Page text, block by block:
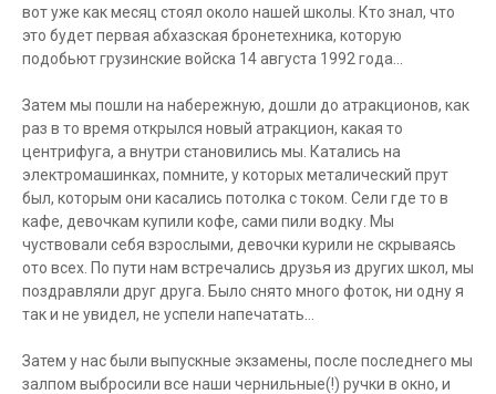
вот уже как месяц стоял около нашей школы. Кто знал, что
это будет первая абхазская бронетехника, которую
подобьют грузинские войска 14 августа 1992 года...
Затем мы пошли на набережную, дошли до атракционов, как
раз в то время открылся новый атракцион, какая то
центрифуга, а внутри становились мы. Катались на
электромашинках, помните, у которых металический прут
был, которым они касались потолка с током. Сели где то в
кафе, девочкам купили кофе, сами пили водку. Мы
чуствовали себя взрослыми, девочки курили не скрываясь
ото всех. По пути нам встречались друзья из других школ, мы
поздравляли друг друга. Было снято много фоток, ни одну я
так и не увидел, не успели напечатать...
Затем у нас были выпускные экзамены, после последнего мы
залпом выбросили все наши чернильные(!) ручки в окно, и